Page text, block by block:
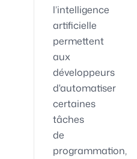
l’intelligence
artificielle
permettent
aux
développeurs
d'automatiser
certaines
tâches
de
programmation,